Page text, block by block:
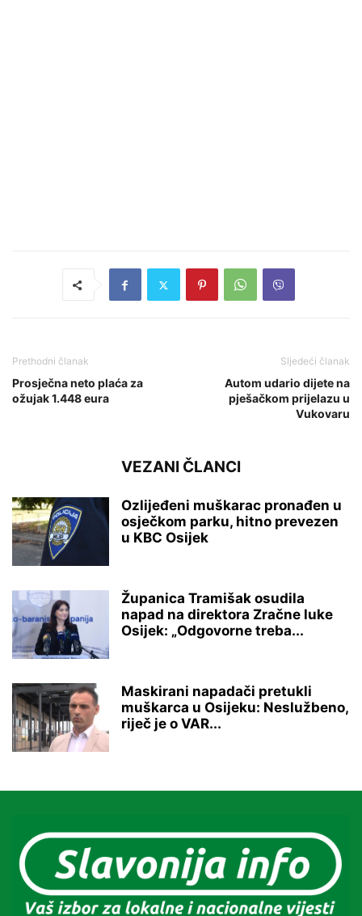
Prethodni članak
Prosječna neto plaća za
ožujak 1.448 eura
Sljedeći članak
Autom udario dijete na
pješačkom prijelazu u
Vukovaru
VEZANI ČLANCI
Ozlijeđeni muškarac pronađen u
osječkom parku, hitno prevezen
u KBC Osijek
Županica Tramišak osudila
napad na direktora Zračne luke
Osijek: „Odgovorne treba...
Maskirani napadači pretukli
muškarca u Osijeku: Neslužbeno,
riječ je o VAR...